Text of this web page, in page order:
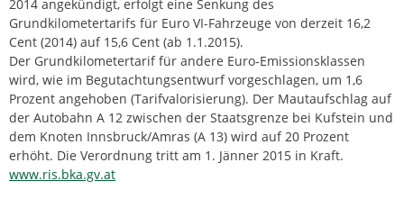
2014 angekündigt, erfolgt eine Senkung des
Grundkilometertarifs für Euro VI-Fahrzeuge von derzeit 16,2
Cent (2014) auf 15,6 Cent (ab 1.1.2015).
Der Grundkilometertarif für andere Euro-Emissionsklassen
wird, wie im Begutachtungsentwurf vorgeschlagen, um 1,6
Prozent angehoben (Tarifvalorisierung). Der Mautaufschlag auf
der Autobahn A 12 zwischen der Staatsgrenze bei Kufstein und
dem Knoten Innsbruck/Amras (A 13) wird auf 20 Prozent
erhöht. Die Verordnung tritt am 1. Jänner 2015 in Kraft.
www.ris.bka.gv.at